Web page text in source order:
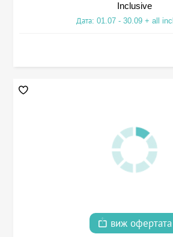
Inclusive
Дата: 01.07 - 30.09 + all
виж офертата